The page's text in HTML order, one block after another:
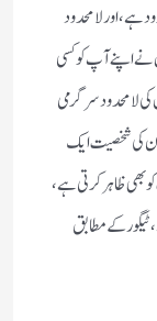
ہے، اور لامحدود
اپنے آپ کو کسی
لامحدود سرگرمی
کی شخصیت ایک
ظاہر کرتی ہے،
کے مطابق